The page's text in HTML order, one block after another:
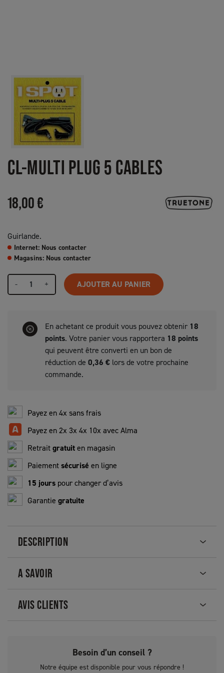
CL-MULTI PLUG 5 CABLES
18,00 €
Guirlande.
Internet: Nous contacter
Magasins: Nous contacter
- + AJOUTER AU PANIER
En achetant ce produit vous pouvez obtenir 18
points. Votre panier vous rapportera 18 points
qui peuvent être converti en un bon de
réduction de 0,36 €lors de votre prochaine
commande.
Payez en 4x sans frais
Payez en 2x 3x 4x 10x avec Alma
Retraitgratuiten magasin
Paiementsécurisé en ligne
15 jours pour changer d’avis
Garantie gratuite
DESCRIPTION
A SAVOIR
AVIS CLIENTS
Besoin d’un conseil ?
Notre équipe est disponible pour vous répondre !